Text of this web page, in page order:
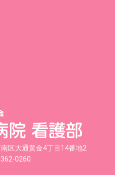
区大通黄金4丁目14番地2
0260